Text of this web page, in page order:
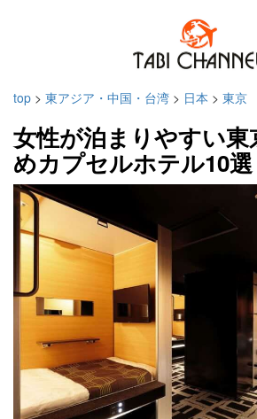
top > 東アジア・中国・台湾 > 日本 > 東京
女性が泊まりやすい
めカプセルホテル10選